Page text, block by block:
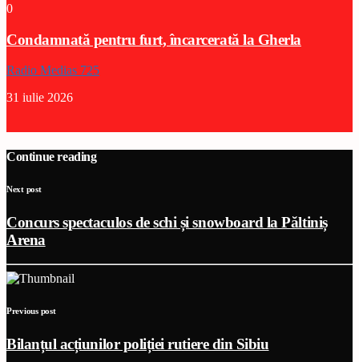
0
Condamnată pentru furt, încarcerată la Gherla
Radio Medias 725
31 iulie 2026
Continue reading
Next post
Concurs spectaculos de schi și snowboard la Păltiniș
Arena
Previous post
Bilanțul acțiunilor poliției rutiere din Sibiu